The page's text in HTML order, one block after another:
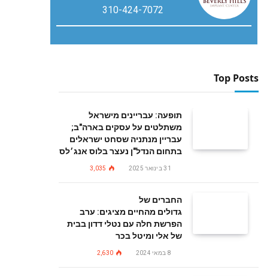
310-424-7072
Top Posts
תופעה: עבריינים מישראל
משתלטים על עסקים בארה"ב;
עבריין מנתניה שסחט ישראלים
בתחום הנדל"ן נעצר בלוס אנג׳לס
31 בינואר 2025 3,035
החברים של
גדולים מהחיים מציגים: ערב
הפרשת חלה עם נטלי דדון בבית
של אלי ומיטל בכר
8 במאי 2024 2,630